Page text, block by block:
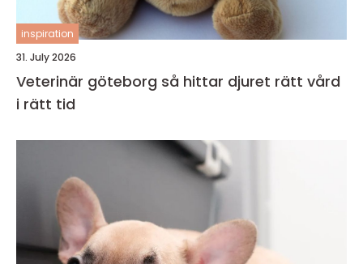
inspiration
31. July 2026
Veterinär göteborg så hittar djuret rätt vård
i rätt tid